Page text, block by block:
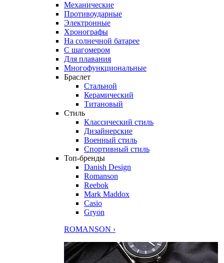
Механические
Противоударные
Электронные
Хронографы
На солнечной батарее
С шагомером
Для плавания
Многофункциональные
Браслет
Стальной
Керамический
Титановый
Стиль
Классический стиль
Дизайнерские
Военный стиль
Спортивный стиль
Топ-бренды
Danish Design
Romanson
Reebok
Mark Maddox
Casio
Gryon
ROMANSON ›